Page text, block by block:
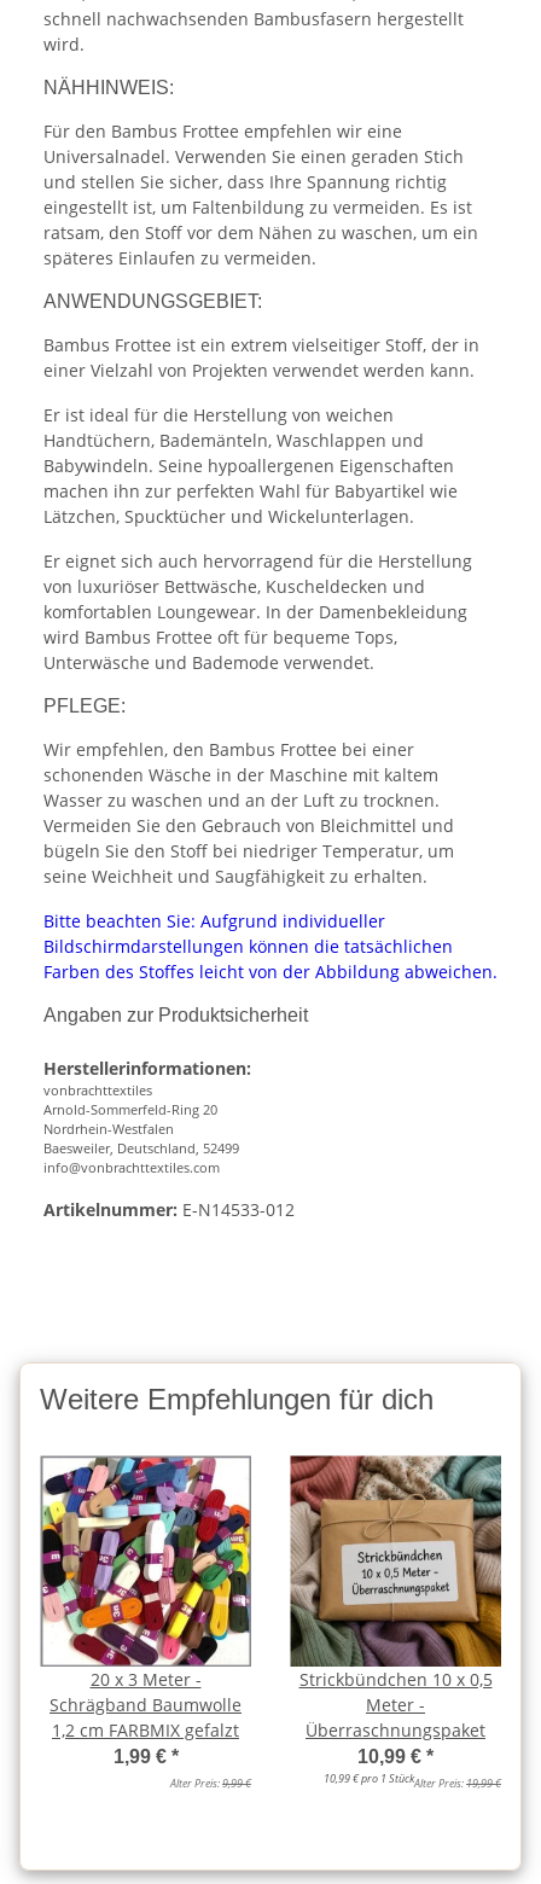
schnell nachwachsenden Bambusfasern hergestellt
wird.
NÄHHINWEIS:
Für den Bambus Frottee empfehlen wir eine
Universalnadel. Verwenden Sie einen geraden Stich
und stellen Sie sicher, dass Ihre Spannung richtig
eingestellt ist, um Faltenbildung zu vermeiden. Es ist
ratsam, den Stoff vor dem Nähen zu waschen, um ein
späteres Einlaufen zu vermeiden.
ANWENDUNGSGEBIET:
Bambus Frottee ist ein extrem vielseitiger Stoff, der in
einer Vielzahl von Projekten verwendet werden kann.
Er ist ideal für die Herstellung von weichen
Handtüchern, Bademänteln, Waschlappen und
Babywindeln. Seine hypoallergenen Eigenschaften
machen ihn zur perfekten Wahl für Babyartikel wie
Lätzchen, Spucktücher und Wickelunterlagen.
Er eignet sich auch hervorragend für die Herstellung
von luxuriöser Bettwäsche, Kuscheldecken und
komfortablen Loungewear. In der Damenbekleidung
wird Bambus Frottee oft für bequeme Tops,
Unterwäsche und Bademode verwendet.
PFLEGE:
Wir empfehlen, den Bambus Frottee bei einer
schonenden Wäsche in der Maschine mit kaltem
Wasser zu waschen und an der Luft zu trocknen.
Vermeiden Sie den Gebrauch von Bleichmittel und
bügeln Sie den Stoff bei niedriger Temperatur, um
seine Weichheit und Saugfähigkeit zu erhalten.
Bitte beachten Sie: Aufgrund individueller
Bildschirmdarstellungen können die tatsächlichen
Farben des Stoffes leicht von der Abbildung abweichen.
Angaben zur Produktsicherheit
Herstellerinformationen:
vonbrachttextiles
Arnold-Sommerfeld-Ring 20
Nordrhein-Westfalen
Baesweiler, Deutschland, 52499
info@vonbrachttextiles.com
Artikelnummer: E-N14533-012
Weitere Empfehlungen für dich
20 x 3 Meter -
Schrägband Baumwolle
1,2 cm FARBMIX gefalzt
1,99 € *
Alter Preis:9,99 €
Strickbündchen 10 x 0,5
Meter -
Überraschnungspaket
10,99 € *
10,99 € pro 1 StückAlter Preis:19,99 €